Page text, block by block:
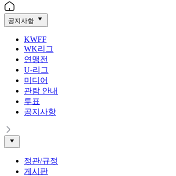
공지사항
KWFF
WK리그
연맹전
U-리그
미디어
관람 안내
투표
공지사항
정관/규정
게시판